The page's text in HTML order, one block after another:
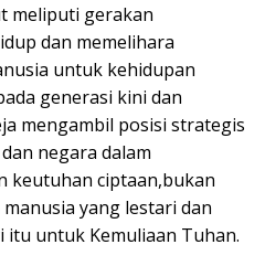
meliputi gerakan
dan memelihara
untuk kehidupan
generasi kini dan
mengambil posisi strategis
negara dalam
keutuhan ciptaan,bukan
yang lestari dan
untuk Kemuliaan Tuhan.